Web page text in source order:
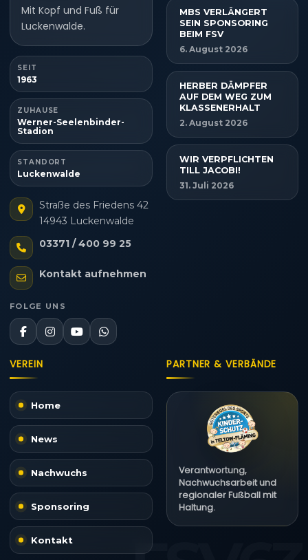
Mit Kopf und Fuß für
Luckenwalde.
SEIT
1963
ZUHAUSE
Werner-Seelenbinder-
Stadion
STANDORT
Luckenwalde
Straße des Friedens 42
14943 Luckenwalde
03371 / 400 99 25
Kontakt aufnehmen
FOLGE UNS
MBS VERLÄNGERT
SEIN SPONSORING
BEIM FSV
6. August 2026
HERBER DÄMPFER
AUF DEM WEG ZUM
KLASSENERHALT
2. August 2026
WIR VERPFLICHTEN
TILL JACOBI!
31. Juli 2026
VEREIN
Home
News
Nachwuchs
Sponsoring
Kontakt
PARTNER & VERBÄNDE
Verantwortung,
Nachwuchsarbeit und
regionaler Fußball mit
Haltung.